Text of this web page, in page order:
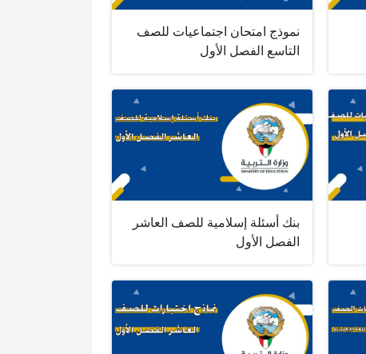
نموذج امتحان اجتماعيات للصف
التاسع الفصل الأول
بنك أسئلة إسلامية للصف العاشر
الفصل الأول